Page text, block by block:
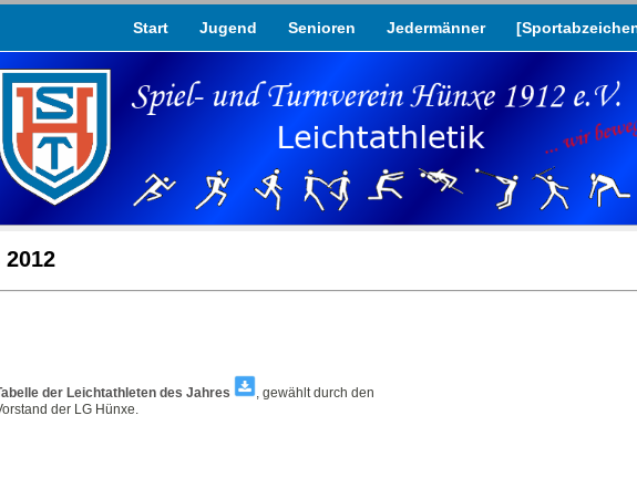
Start Jugend Senioren Jedermänner
der Leichtathleten des Jahres
, gewählt durch den
der LG Hünxe.